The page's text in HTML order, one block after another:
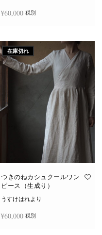
¥60,000 税別
在庫切れ
つきのねカシュクールワン
ピース（生成り）
うすけはれより
¥60,000 税別